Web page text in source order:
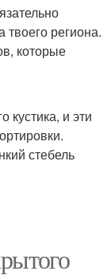
твоего региона.
которые
кустика, и эти
стебель